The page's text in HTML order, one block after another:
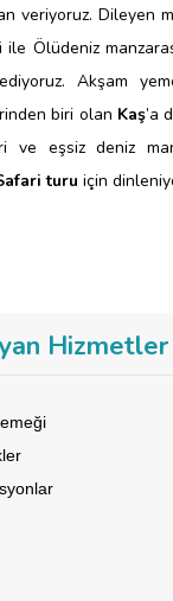
veriyoruz. Dileyen
ile Ölüdeniz
Akşam
biri olan Kaş’a
ve eşsiz deniz
turu için
Hizmetler